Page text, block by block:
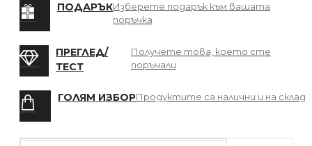
ПОДАРЪКИзберете подарък към вашата
поръчка
ПРЕГЛЕД/
ТЕСТ
Получете това, което сте
поръчали
ГОЛЯМ ИЗБОРПродуктите са налични и на склад